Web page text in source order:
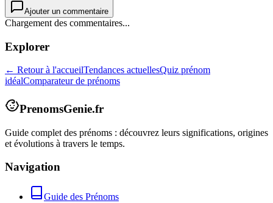
Ajouter un commentaire
Chargement des commentaires...
Explorer
← Retour à l'accueilTendances actuellesQuiz prénom
idéalComparateur de prénoms
PrenomsGenie.fr
Guide complet des prénoms : découvrez leurs significations, origines
et évolutions à travers le temps.
Navigation
Guide des Prénoms